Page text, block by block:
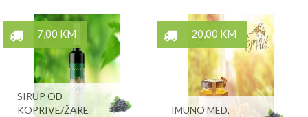
7,00 KM
SIRUP OD
KOPRIVE/ŽARE
20,00 KM
IMUNO MED,